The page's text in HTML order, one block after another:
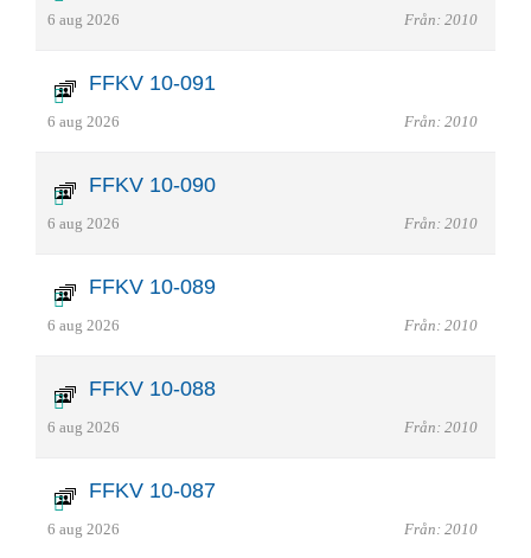
6 aug 2026 Från: 2010
FFKV 10-091
6 aug 2026 Från: 2010
FFKV 10-090
6 aug 2026 Från: 2010
FFKV 10-089
6 aug 2026 Från: 2010
FFKV 10-088
6 aug 2026 Från: 2010
FFKV 10-087
6 aug 2026 Från: 2010